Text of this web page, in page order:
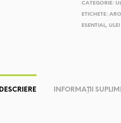
CATEGORIE:
ETICHETE:
ESENTIAL,
DESCRIERE INFORMAȚII